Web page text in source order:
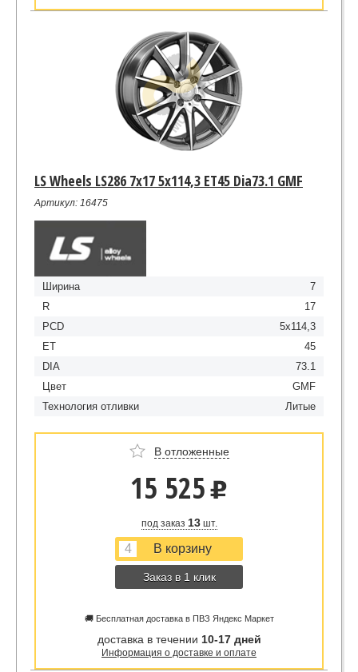
LS Wheels LS286 7x17 5x114,3 ET45 Dia73.1 GMF
Артикул: 16475
Ширина
7
R
17
PCD
5x114,3
ET
45
DIA
73.1
Цвет
GMF
Технология отливки
Литые
В отложенные
15 525 u
под заказ 13шт.
Заказ в 1 клик
🚚 Бесплатная доставка в ПВЗ Яндекс Маркет
доставка в течении 10-17 дней
Информация о доставке и оплате